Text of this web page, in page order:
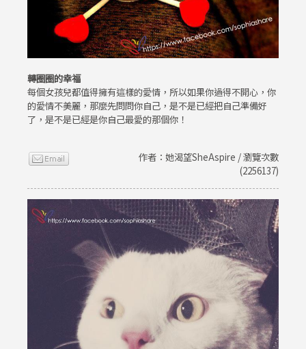
轉圈圈的幸福
每個女孩兒都值得擁有這樣的愛情，所以如果你過得不開心，你
的愛情不美麗，那麼先問問你自己，是不是已經把自己準備好
了，是不是已經是你自己最愛的那個你！
作者：她渴望SheAspire / 瀏覽次數
(2256137)